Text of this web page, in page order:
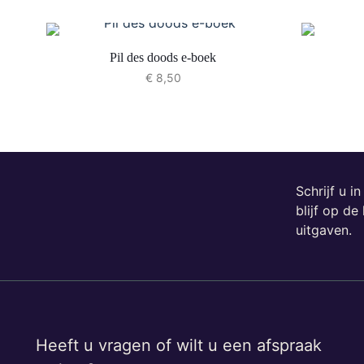
Pil des doods e-boek
€8,50
Schrijf u
blijf op de
uitgaven.
Heeft u vragen of wilt u een afspraak